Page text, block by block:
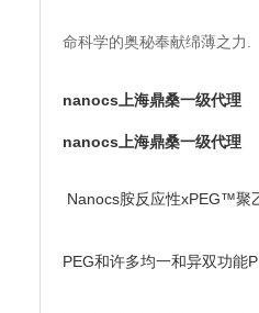
命科学的奥秘奉献绵薄之力.
nanocs上海鼎桑一级代理
nanocs上海鼎桑一级代理
Nanocs胺反应性xPEG™聚
PEG和许多均一和异双功能